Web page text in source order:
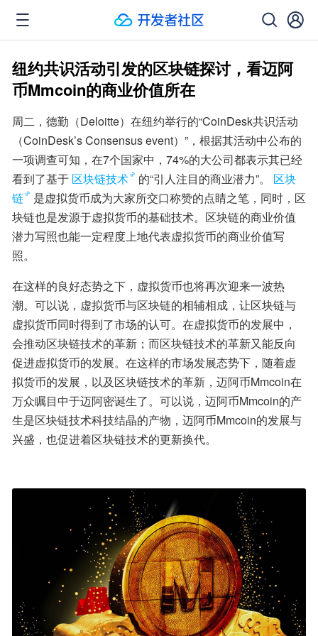
纽约共识活动引发的区块链探讨，看迈阿
币Mmcoin的商业价值所在
周二，德勤（Deloitte）在纽约举行的“CoinDesk共识活动
（CoinDesk’s Consensus event）”，根据其活动中公布的
一项调查可知，在7个国家中，74%的大公司都表示其已经
看到了基于 区块链技术 的“引人注目的商业潜力”。
区块
链
是虚拟货币成为大家所交口称赞的点睛之笔，同时，区
块链也是发源于虚拟货币的基础技术。区块链的商业价值
潜力写照也能一定程度上地代表虚拟货币的商业价值写
照。
在这样的良好态势之下，虚拟货币也将再次迎来一波热
潮。可以说，虚拟货币与区块链的相辅相成，让区块链与
虚拟货币同时得到了市场的认可。在虚拟货币的发展中，
会推动区块链技术的革新；而区块链技术的革新又能反向
促进虚拟货币的发展。在这样的市场发展态势下，随着虚
拟货币的发展，以及区块链技术的革新，迈阿币Mmcoin在
万众瞩目中于迈阿密诞生了。可以说，迈阿币Mmcoin的产
生是区块链技术科技结晶的产物，迈阿币Mmcoin的发展与
兴盛，也促进着区块链技术的更新换代。